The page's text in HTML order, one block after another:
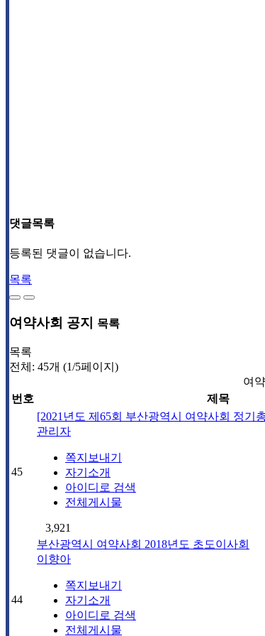
댓글목록
등록된 댓글이 없습니다.
목록
여약사회 공지 목록
목록
전체: 45개 (1/5페이지)
여
번호
제목
45
[2021년도 제65회 부산광역시 여약사회 정기
관리자
쪽지보내기
자기소개
아이디로 검색
전체게시물
3,921
44
부산광역시 여약사회 2018년도 초도이사회
이향아
쪽지보내기
자기소개
아이디로 검색
전체게시물